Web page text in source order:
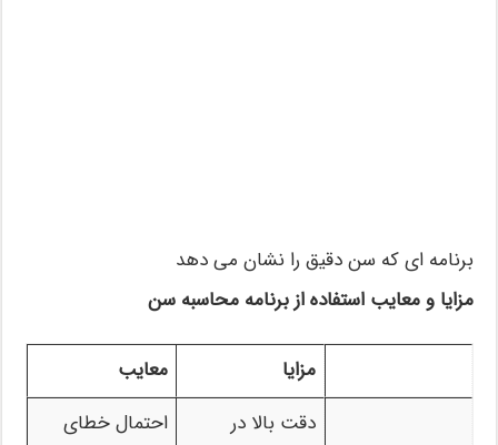
برنامه ای که سن دقیق را نشان می دهد
مزایا و معایب استفاده از برنامه محاسبه سن
مزایا معایب
دقت بالا در
احتمال خطای